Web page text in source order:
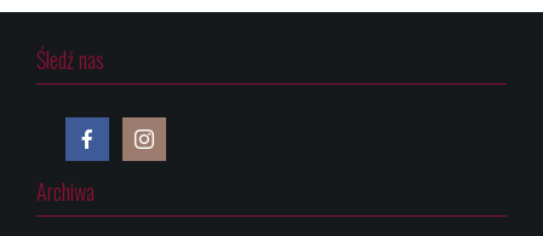
Śledź nas
Archiwa